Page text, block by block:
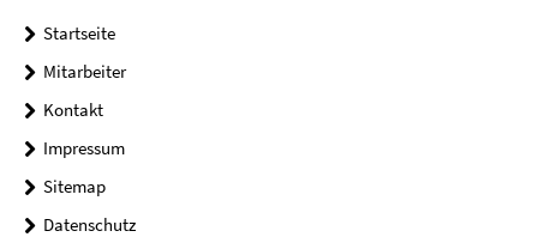
Startseite
Mitarbeiter
Kontakt
Impressum
Sitemap
Datenschutz